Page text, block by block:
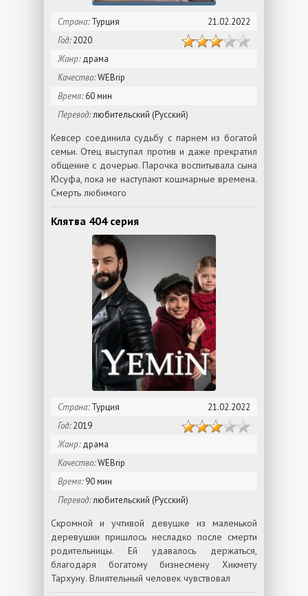
Страна:Турция
21.02.2022
Год:2020
Жанр:драма
Качество:WEBrip
Время:60 мин
Перевод:любительский (Русский)
Кевсер соединила судьбу с парнем из богатой
семьи. Отец выступал против и даже прекратил
общение с дочерью. Парочка воспитывала сына
Юсуфа, пока не наступают кошмарные времена.
Смерть любимого
Клятва 404 серия
Страна:Турция
21.02.2022
Год:2019
Жанр:драма
Качество:WEBrip
Время:90 мин
Перевод:любительский (Русский)
Скромной и учтивой девушке из маленькой
деревушки пришлось несладко после смерти
родительницы. Ей удавалось держаться,
благодаря богатому бизнесмену Хикмету
Тархуну. Влиятельный человек чувствовал